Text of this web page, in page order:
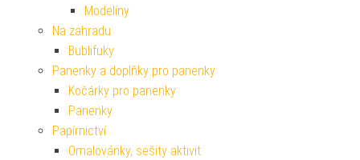
Modelíny
Na zahradu
Bublifuky
Panenky a doplňky pro panenky
Kočárky pro panenky
Panenky
Papírnictví
Omalovánky, sešity aktivit